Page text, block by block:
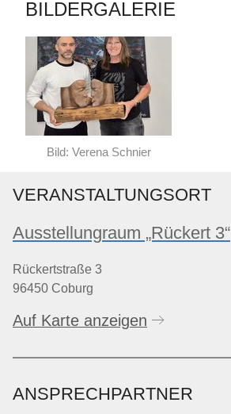
BILDERGALERIE
Bild: Verena Schnier
VERANSTALTUNGSORT
Ausstellungraum „Rückert 3“
Rückertstraße 3
96450 Coburg
Auf Karte anzeigen
ANSPRECHPARTNER